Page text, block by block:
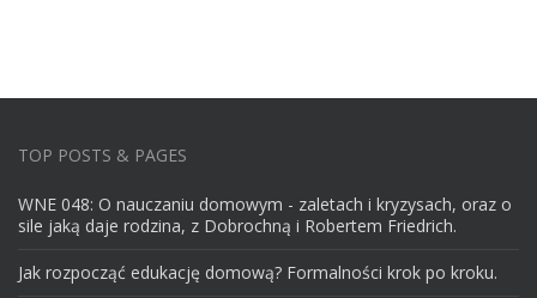
TOP POSTS & PAGES
WNE 048: O nauczaniu domowym - zaletach i kryzysach, oraz o
sile jaką daje rodzina, z Dobrochną i Robertem Friedrich.
Jak rozpocząć edukację domową? Formalności krok po kroku.